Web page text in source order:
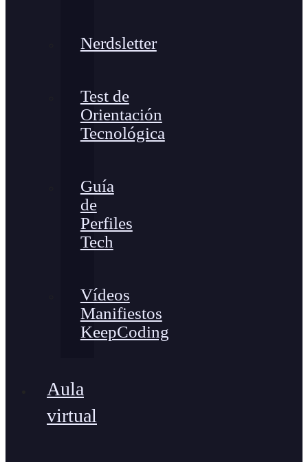
Nerdsletter
Test de
Orientación
Tecnológica
Guía
de
Perfiles
Tech
Vídeos
Manifiestos
KeepCoding
Aula
virtual